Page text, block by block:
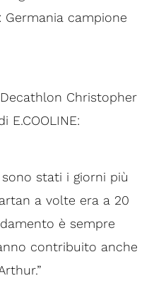
campione
Christopher
E.COOLINE:
stati i giorni più
a volte era a 20
è sempre
contribuito anche